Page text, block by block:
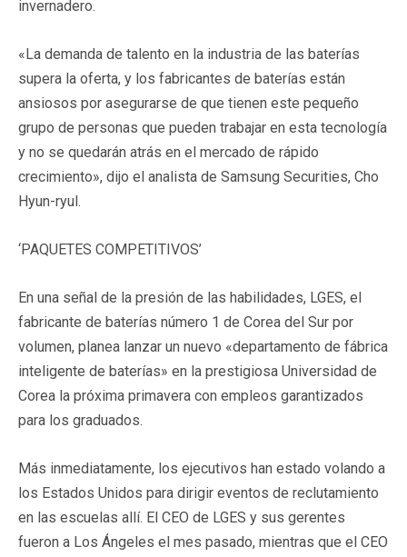
invernadero.
«La demanda de talento en la industria de las baterías
supera la oferta, y los fabricantes de baterías están
ansiosos por asegurarse de que tienen este pequeño
grupo de personas que pueden trabajar en esta tecnología
y no se quedarán atrás en el mercado de rápido
crecimiento», dijo el analista de Samsung Securities, Cho
Hyun-ryul.
‘PAQUETES COMPETITIVOS’
En una señal de la presión de las habilidades, LGES, el
fabricante de baterías número 1 de Corea del Sur por
volumen, planea lanzar un nuevo «departamento de fábrica
inteligente de baterías» en la prestigiosa Universidad de
Corea la próxima primavera con empleos garantizados
para los graduados.
Más inmediatamente, los ejecutivos han estado volando a
los Estados Unidos para dirigir eventos de reclutamiento
en las escuelas allí. El CEO de LGES y sus gerentes
fueron a Los Ángeles el mes pasado, mientras que el CEO